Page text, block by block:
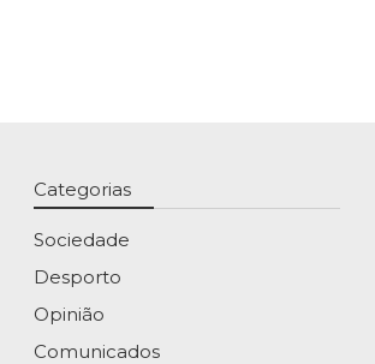
Categorias
Sociedade
Desporto
Opinião
Comunicados